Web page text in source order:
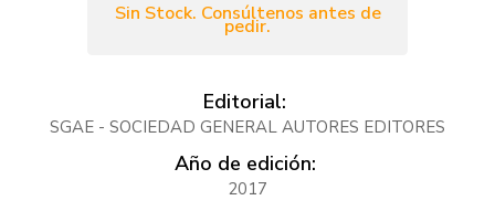
Sin Stock. Consúltenos antes de
pedir.
Editorial:
SGAE - SOCIEDAD GENERAL AUTORES EDITORES
Año de edición:
2017